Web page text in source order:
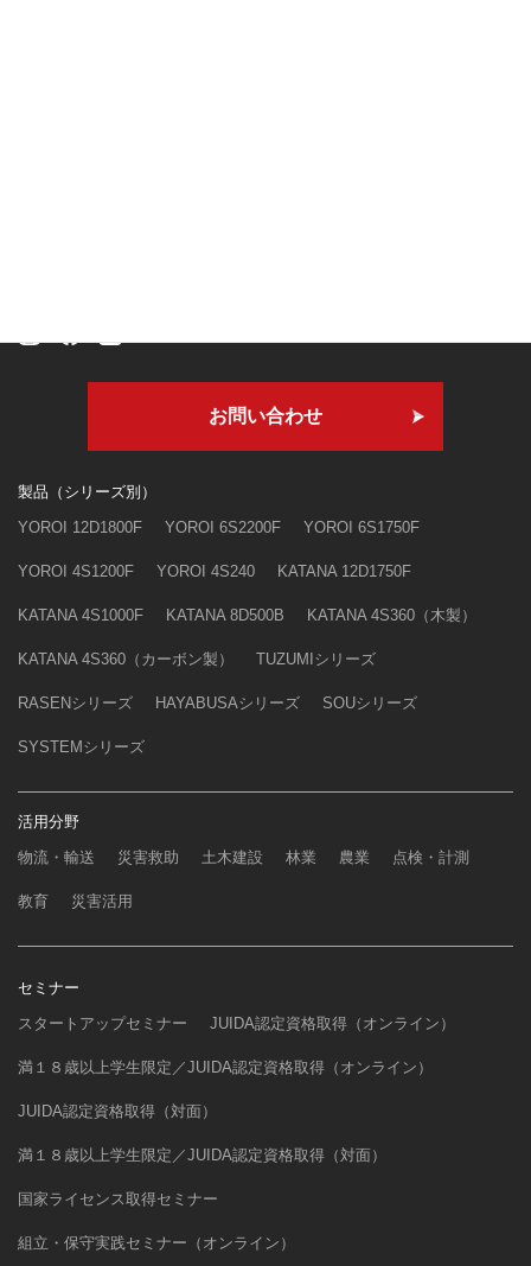
お問い合わせ
製品（シリーズ別）
YOROI 12D1800F
YOROI 6S2200F YOROI 6S1750F
YOROI 4S1200F YOROI 4S240 KATANA 12D1750F
KATANA 4S1000F KATANA 8D500B KATANA 4S360（木製）
KATANA 4S360（カーボン製） TUZUMIシリーズ
RASENシリーズ HAYABUSAシリーズ SOUシリーズ
SYSTEMシリーズ
活用分野
物流・輸送
災害救助 土木建設 林業 農業 点検・計測
教育 災害活用
セミナー
スタートアップセミナー
JUIDA認定資格取得（オンライン）
満１８歳以上学生限定／JUIDA認定資格取得（オンライン）
JUIDA認定資格取得（対面）
満１８歳以上学生限定／JUIDA認定資格取得（対面）
国家ライセンス取得セミナー
組立・保守実践セミナー（オンライン）